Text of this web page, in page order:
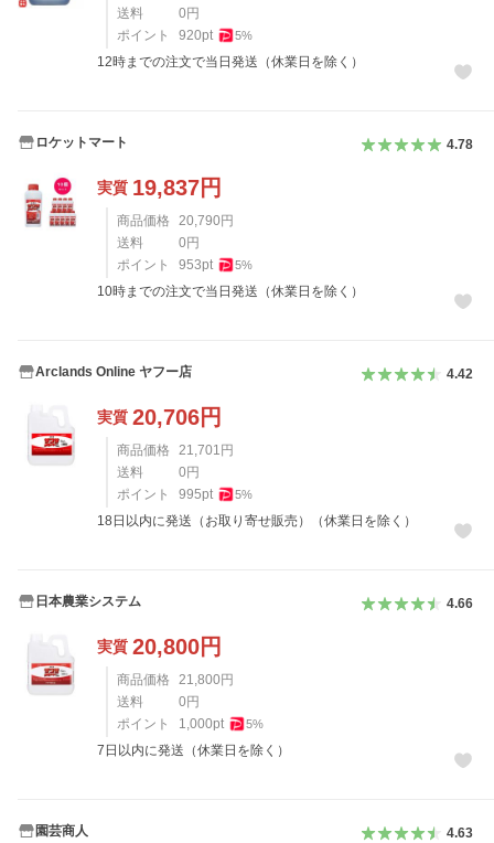
送料
0 円
ポイント
920pt 5%
12時までの注文で当日発送（休業日を除く）
ロケットマート 4.78
実質 19,837円
商品価格 20,790 円
送料
0 円
ポイント
953pt 5%
10時までの注文で当日発送（休業日を除く）
Arclands Online ヤフー店 4.42
実質 20,706円
商品価格 21,701 円
送料
0 円
ポイント
995pt 5%
18日以内に発送（お取り寄せ販売）（休業日を除く）
日本農業システム 4.66
実質 20,800円
商品価格 21,800 円
送料
0 円
ポイント
1,000pt 5%
7日以内に発送（休業日を除く）
園芸商人 4.63